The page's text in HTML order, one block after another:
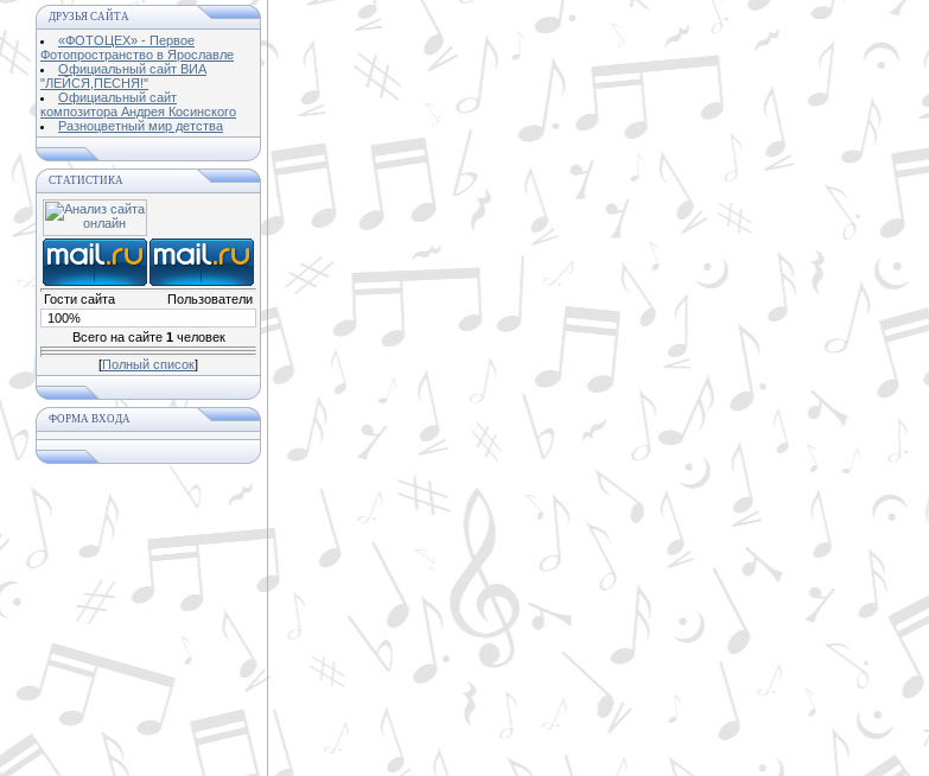
ДРУЗЬЯ САЙТА
«ФОТОЦЕХ» - Первое
Фотопространство в Ярославле
Официальный сайт ВИА
"ЛЕЙСЯ,ПЕСНЯ!"
Официальный сайт
композитора Андрея Косинского
Разноцветный мир детства
СТАТИСТИКА
Гости сайта
Пользователи
100%
Всего на сайте 1человек
[Полный список]
ФОРМА ВХОДА